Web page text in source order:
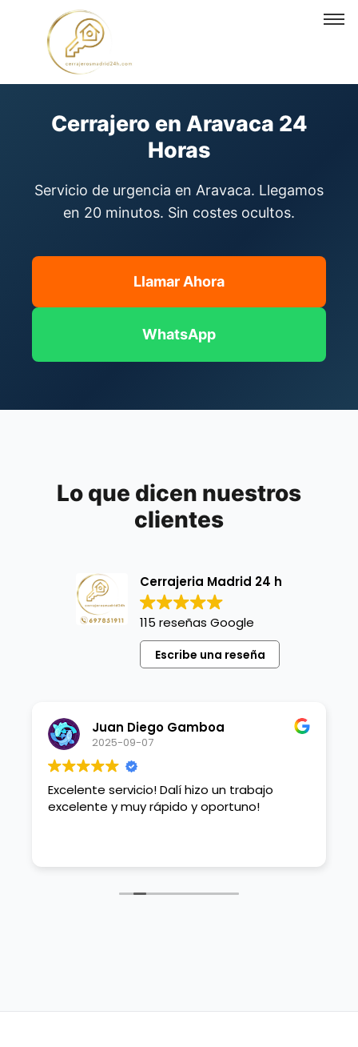
Cerrajero en Aravaca
Cerrajero en Aravaca 24
Horas
Servicio de urgencia en Aravaca. Llegamos
en 20 minutos. Sin costes ocultos.
Llamar Ahora
WhatsApp
Lo que dicen nuestros
clientes
Cerrajeria Madrid 24 h
115 reseñas Google
Escribe una reseña
Juan Diego Gamboa
2025-09-07
Excelente servicio! Dalí hizo un trabajo
excelente y muy rápido y oportuno!